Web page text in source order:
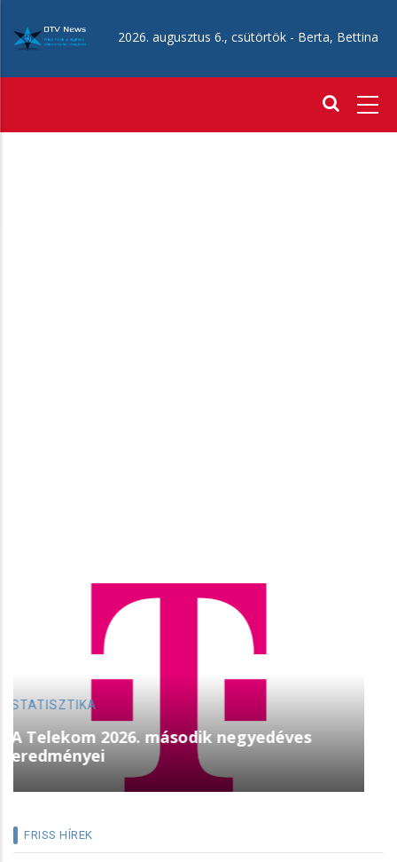
tartalomra
2026. augusztus 6., csütörtök - Berta, Bettina
STREAMING
Augusztus 22-én érkezik az Aang avatár:
Az utolsó léghajlító
FRISS HÍREK